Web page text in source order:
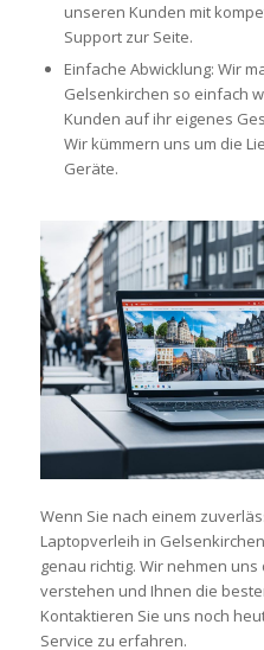
unseren Kunden mit
Support zur Seite.
Einfache Abwicklung: Wir
Gelsenkirchen so einfach
Kunden auf ihr eigenes
Wir kümmern uns um die
Geräte.
Wenn Sie nach einem
Laptopverleih in
genau richtig. Wir nehmen
verstehen und Ihnen die
Kontaktieren Sie uns noch
Service zu erfahren.